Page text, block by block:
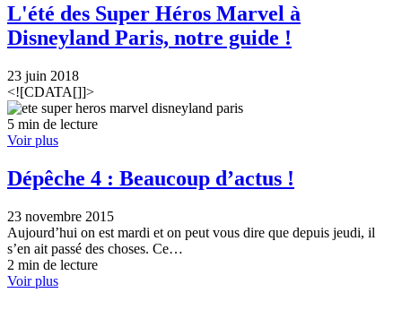
L'été des Super Héros Marvel à
Disneyland Paris, notre guide !
23 juin 2018
<![CDATA[]]>
5 min de lecture
Voir plus
Dépêche 4 : Beaucoup d’actus !
23 novembre 2015
Aujourd’hui on est mardi et on peut vous dire que depuis jeudi, il
s’en ait passé des choses. Ce…
2 min de lecture
Voir plus